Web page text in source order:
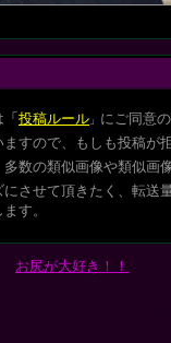
「 投稿ルール 」 にご同意
すので、もしも投稿が
数の類似画像や類似
させて頂きたく、転
す。
お尻が大好き！！